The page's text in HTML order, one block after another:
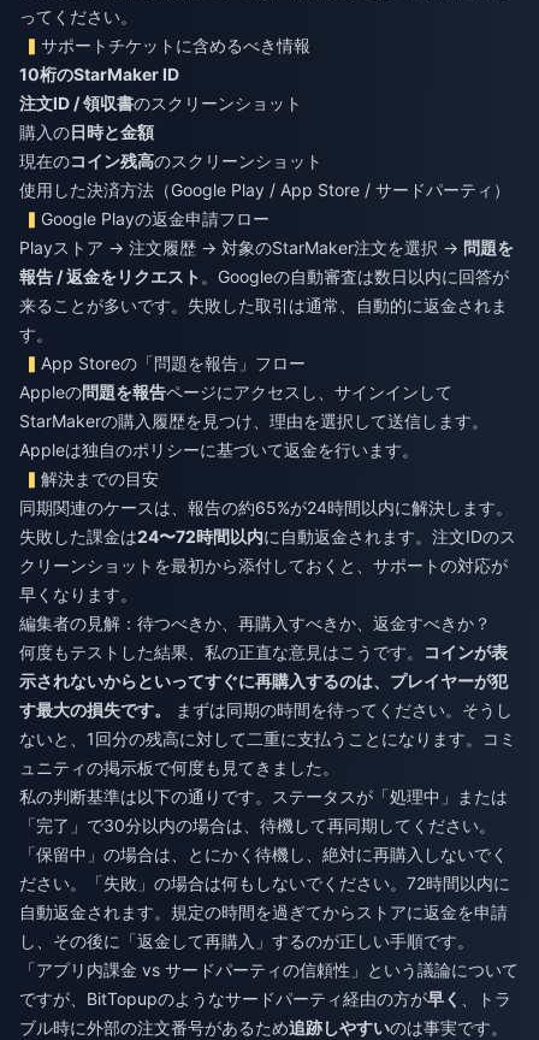
ってください。
サポートチケットに含めるべき情報
10桁のStarMaker ID
注文ID / 領収書のスクリーンショット
購入の日時と金額
現在のコイン残高のスクリーンショット
使用した決済方法（Google Play / App Store / サードパーティ）
Google Playの返金申請フロー
Playストア → 注文履歴 → 対象のStarMaker注文を選択 → 問題を
報告 / 返金をリクエスト 。Googleの自動審査は数日以内に回答が
来ることが多いです。失敗した取引は通常、自動的に返金されま
す。
App Storeの「問題を報告」フロー
Appleの問題を報告ページにアクセスし、サインインして
StarMakerの購入履歴を見つけ、理由を選択して送信します。
Appleは独自のポリシーに基づいて返金を行います。
解決までの目安
同期関連のケースは、報告の約65%が24時間以内に解決します。
失敗した課金は24〜72時間以内に自動返金されます。注文IDのス
クリーンショットを最初から添付しておくと、サポートの対応が
早くなります。
編集者の見解：待つべきか、再購入すべきか、返金すべきか？
何度もテストした結果、私の正直な意見はこうです。
コインが表
示されないからといってすぐに再購入するのは、プレイヤーが犯
す最大の損失です。
まずは同期の時間を待ってください。そうし
ないと、1回分の残高に対して二重に支払うことになります。コミ
ュニティの掲示板で何度も見てきました。
私の判断基準は以下の通りです。ステータスが「処理中」または
「完了」で30分以内の場合は、待機して再同期してください。
「保留中」の場合は、とにかく待機し、絶対に再購入しないでく
ださい。「失敗」の場合は何もしないでください。72時間以内に
自動返金されます。規定の時間を過ぎてからストアに返金を申請
し、その後に「返金して再購入」するのが正しい手順です。
「アプリ内課金 vs サードパーティの信頼性」という議論について
ですが、BitTopupのようなサードパーティ経由の方が早く
、トラ
ブル時に外部の注文番号があるため追跡しやすいのは事実です。